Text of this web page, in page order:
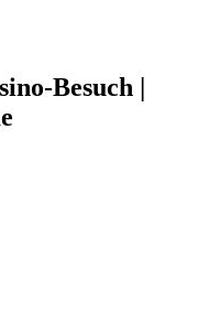
Besuch |